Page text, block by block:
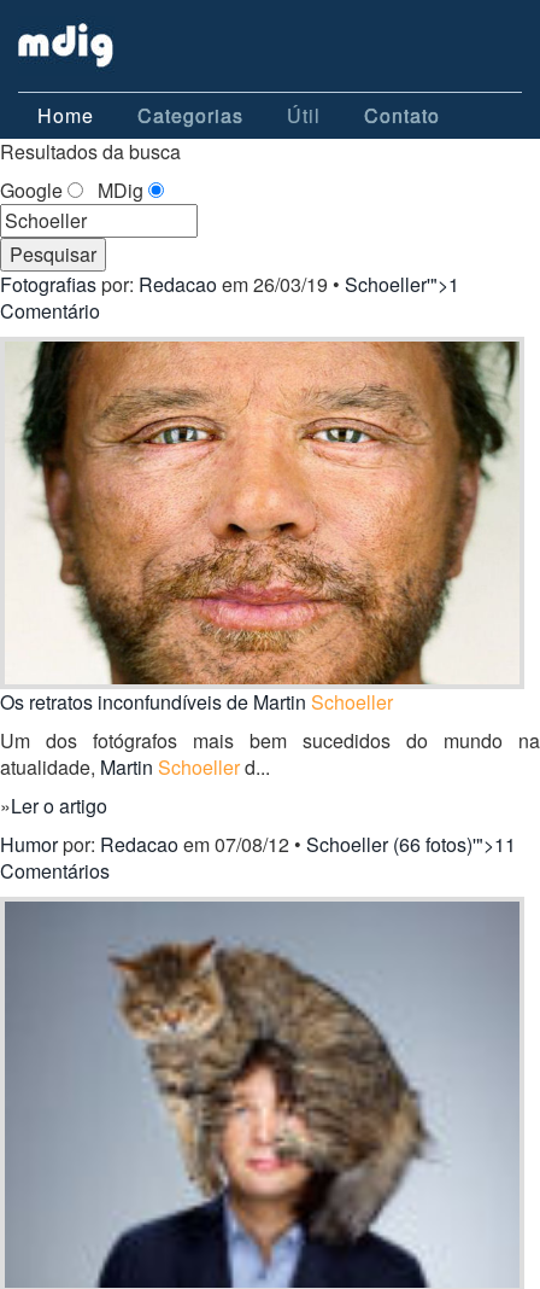
Home Categorias Útil
Contato
Resultados da busca
Google
MDig
Fotografiaspor: Redacaoem 26/03/19 • Schoeller'">1
Comentário
Os retratos inconfundíveis de Martin Schoeller
Um dos fotógrafos mais bem sucedidos do mundo na
atualidade, Martin Schoellerd...
»Ler o artigo
Humorpor: Redacaoem 07/08/12 • Schoeller (66 fotos)'">11
Comentários